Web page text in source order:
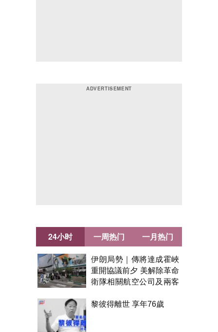
24小时
伊朗局勢｜傳將達成霍峽
重開協議前夕 美解除革命
衛隊相關航空公司及兩客
黎彼得離世 享年76歲
一周热门 一月热门